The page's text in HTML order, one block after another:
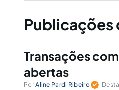
Publicações
Transações
abertas
PorAline Pardi Ribeiro